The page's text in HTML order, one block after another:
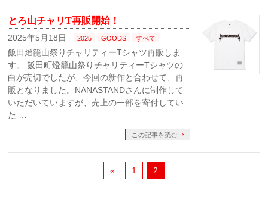
とろ山チャリT再販開始！
2025年5月18日 2025 GOODS すべて
飯田燈籠山祭りチャリティーTシャツ再販しま
す。 飯田町燈籠山祭りチャリティーTシャツの
白が売切でしたが、今回の新作と合わせて、再
販となりました。NANASTANDさんに制作して
いただいていますが、売上の一部を寄付してい
た …
この記事を読む
« 1 2